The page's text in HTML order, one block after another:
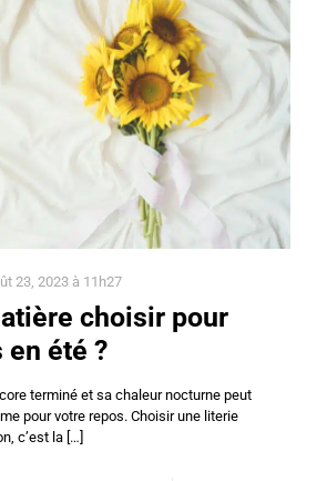
23, 2023 à 11h27
choisir pour
en été ?
terminé et sa chaleur nocturne peut
pour votre repos. Choisir une literie
c’est la […]